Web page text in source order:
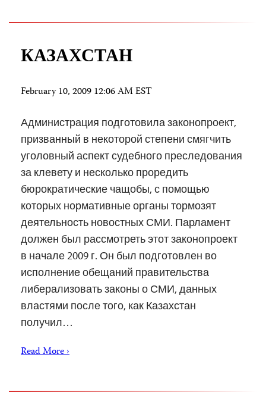
КАЗАХСТАН
February 10, 2009 12:06 AM EST
Администрация подготовила законопроект,
призванный в некоторой степени смягчить
уголовный аспект судебного преследования
за клевету и несколько проредить
бюрократические чащобы, с помощью
которых нормативные органы тормозят
деятельность новостных СМИ. Парламент
должен был рассмотреть этот законопроект
в начале 2009 г. Он был подготовлен во
исполнение обещаний правительства
либерализовать законы о СМИ, данных
властями после того, как Казахстан
получил…
Read More ›